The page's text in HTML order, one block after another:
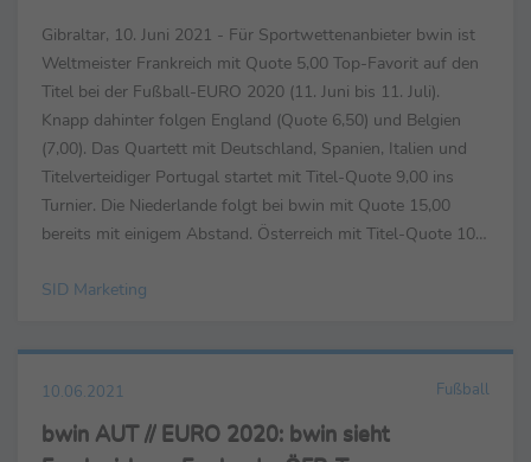
Gibraltar, 10. Juni 2021 - Für Sportwettenanbieter bwin ist
Weltmeister Frankreich mit Quote 5,00 Top-Favorit auf den
Titel bei der Fußball-EURO 2020 (11. Juni bis 11. Juli).
Knapp dahinter folgen England (Quote 6,50) und Belgien
(7,00). Das Quartett mit Deutschland, Spanien, Italien und
Titelverteidiger Portugal startet mit Titel-Quote 9,00 ins
Turnier. Die Niederlande folgt bei bwin mit Quote 15,00
bereits mit einigem Abstand. Österreich mit Titel-Quote 101
SID Marketing
10.06.2021 Fußball
bwin AUT // EURO 2020: bwin sieht